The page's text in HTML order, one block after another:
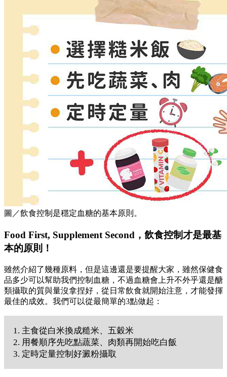
圖／飲食控制是穩定血糖的基本原則。
Food First, Supplement Second，飲食控制才是最基
本的原則！
雖然介紹了幾種原料，但是這邊還是要提醒大家，雖然保健食
品多少可以幫助我們控制血糖，不過血糖會上升不外乎還是醣
類攝取的質與量沒拿捏好，從日常飲食就開始注意，才能發揮
最佳的成效。我們可以從最簡單的3點做起：
1. 主食從白米換成糙米、五穀米
2. 用餐順序先吃點蔬菜、肉類再開始吃白飯
3. 定時定量控制好澱粉攝取